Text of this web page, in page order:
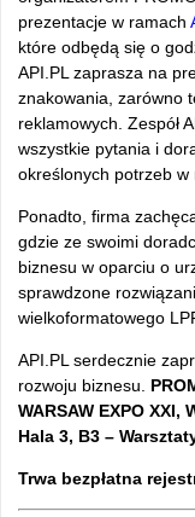
prezentacje w ramach
które odbędą się o
API.PL zaprasza na
znakowania, zarówno
reklamowych. Zespół
wszystkie pytania i
określonych potrzeb w
Ponadto, firma
gdzie ze swoimi
biznesu w oparciu o
sprawdzone
wielkoformatowego
API.PL serdecznie
rozwoju biznesu.
WARSAW EXPO XXI,
Hala 3, B3 –
Trwa bezpłatna